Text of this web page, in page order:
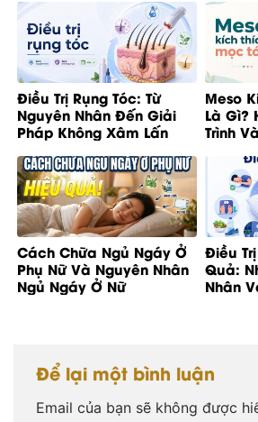
Điều Trị Rụng Tóc: Từ
Nguyên Nhân Đến Giải
Pháp Không Xâm Lấn
Meso
Là Gì?
Trình
Cách Chữa Ngủ Ngáy Ở
Phụ Nữ Và Nguyên Nhân
Ngủ Ngáy Ở Nữ
Điều
Quả:
Nhân
Để lại một bình luận
Email của bạn sẽ không được